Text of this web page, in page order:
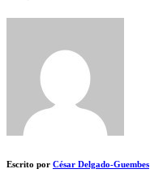
Escrito por César Delgado-Guembes